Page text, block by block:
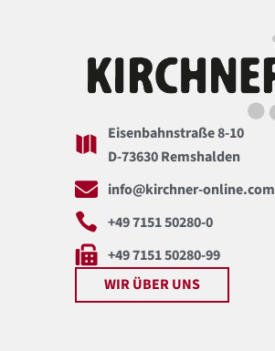
Eisenbahnstraße 8-10
D-73630 Remshalden
info@kirchner-online.com
+49 7151 50280-0
+49 7151 50280-99
WIR ÜBER UNS